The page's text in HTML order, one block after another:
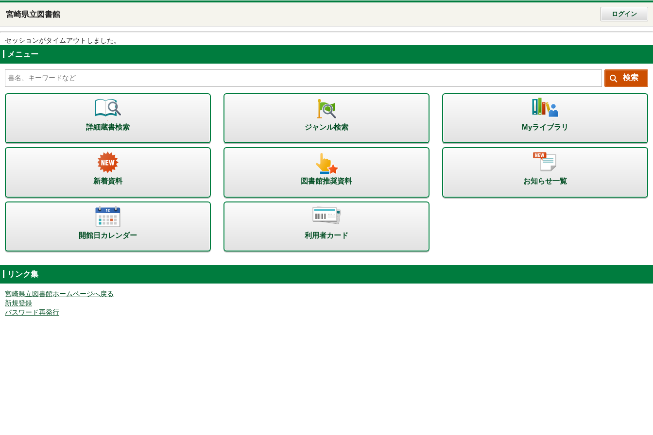
宮崎県立図書館 ログイン
セッションがタイムアウトしました。
メニュー
詳細蔵書検索 ジャンル検索 Myライブラリ
新着資料 図書館推奨資料 お知らせ一覧
開館日カレンダー 利用者カード
リンク集
宮崎県立図書館ホームページへ戻る
新規登録
パスワード再発行